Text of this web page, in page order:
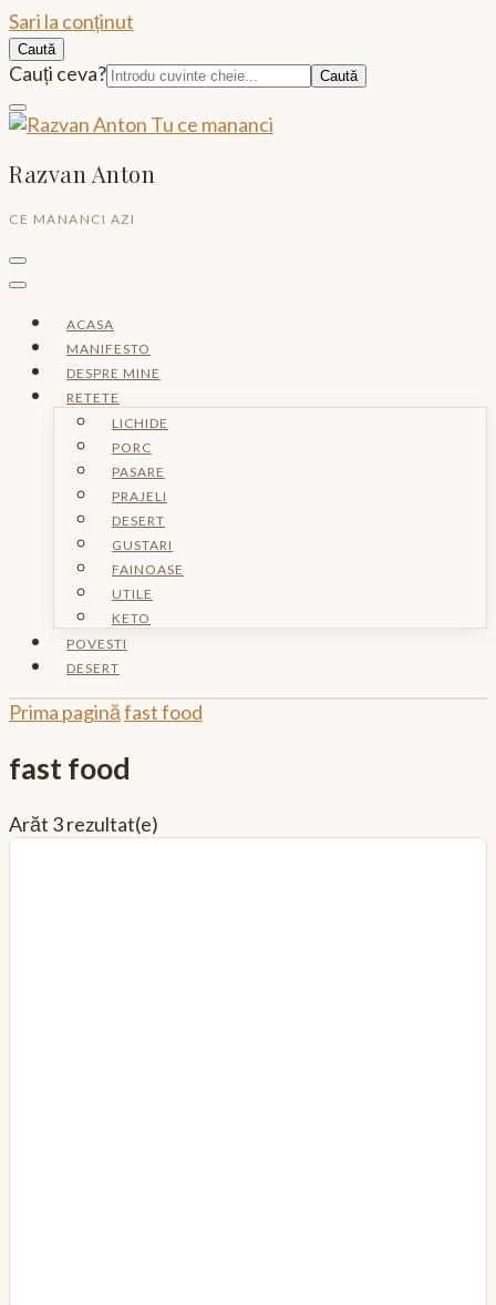
Sari la conținut
Caută
Caută:
Cauți ceva?
Razvan Anton
CE MANANCI AZI
ACASA
MANIFESTO
DESPRE MINE
RETETE
LICHIDE
PORC
PASARE
PRAJELI
DESERT
GUSTARI
FAINOASE
UTILE
KETO
POVESTI
DESERT
Prima paginăfast food
fast food
Arăt 3 rezultat(e)